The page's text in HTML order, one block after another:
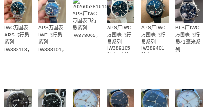
IWC万国表
APS飞行员
系列
IW388113，
APS万国表
IWC飞行员
系列
IW388101，
APS厂IWC
万国表飞行
员系列
IW378005，
APS厂IWC
万国表飞行
员系列
IW389105
APS厂IWC
万国表飞行
员系列
IW389401
BLS厂IWC
万国表飞行
员41毫米系
列